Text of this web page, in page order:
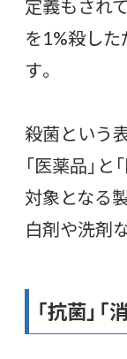
定義もされ
を1%殺した
す。
殺菌という
「医薬品」
対象となる
白剤や洗剤
「抗菌」「